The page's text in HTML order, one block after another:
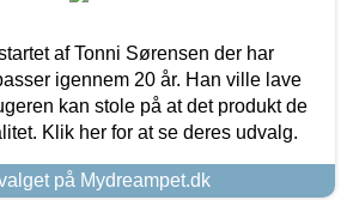
af Tonni Sørensen der har
igennem 20 år. Han ville lave
kan stole på at det produkt de
Klik her for at se deres udvalg.
på Mydreampet.dk